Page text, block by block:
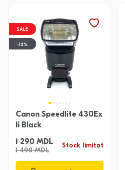
SALE
-13%
Canon Speedlite 430Ex
Ii Black
1 290 MDL
1 490 MDL
Stock limitat